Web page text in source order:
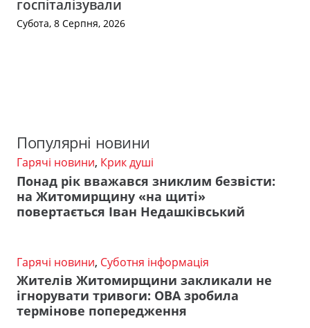
госпіталізували
Субота, 8 Серпня, 2026
Популярні новини
Гарячі новини, Крик душі
Понад рік вважався зниклим безвісти:
на Житомирщину «на щиті»
повертається Іван Недашківський
Гарячі новини, Суботня інформація
Жителів Житомирщини закликали не
ігнорувати тривоги: ОВА зробила
термінове попередження